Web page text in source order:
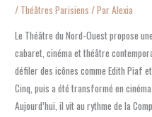
/ Théâtres Parisiens / ParAlexia
Le Théâtre du Nord-Ouest propose
cabaret, cinéma et théâtre
défiler des icônes comme Edith Piaf
Cinq, puis a été transformé en
Aujourd’hui, il vit au rythme de la